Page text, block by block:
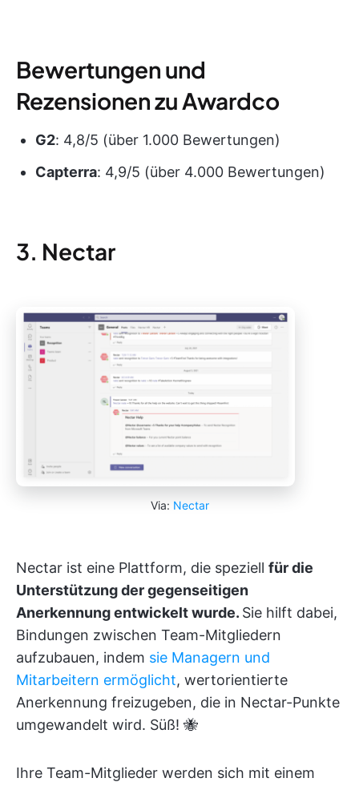
Bewertungen und
Rezensionen zu Awardco
G2: 4,8/5 (über 1.000 Bewertungen)
Capterra: 4,9/5 (über 4.000 Bewertungen)
3. Nectar
Via: Nectar
Nectar ist eine Plattform, die speziell für die
Unterstützung der gegenseitigen
Anerkennung entwickelt wurde. Sie hilft dabei,
Bindungen zwischen Team-Mitgliedern
aufzubauen, indem sie Managern und
Mitarbeitern ermöglicht, wertorientierte
Anerkennung freizugeben, die in Nectar-Punkte
umgewandelt wird. Süß! 🐝
Ihre Team-Mitglieder werden sich mit einem